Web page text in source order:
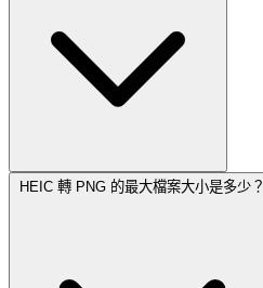
HEIC 轉 PNG 的最大檔案大小是多少？